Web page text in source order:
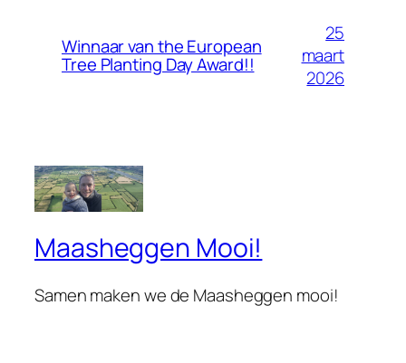
Winnaar van the European
Tree Planting Day Award!!
25
maart
2026
Maasheggen Mooi!
Samen maken we de Maasheggen mooi!